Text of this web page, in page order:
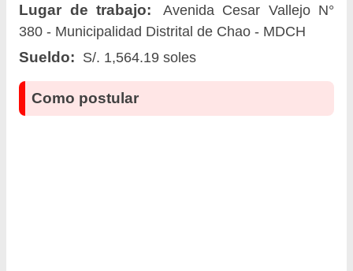
Lugar de trabajo:
Avenida Cesar Vallejo N°
380 - Municipalidad Distrital de Chao - MDCH
Sueldo: S/. 1,564.19 soles
Como postular